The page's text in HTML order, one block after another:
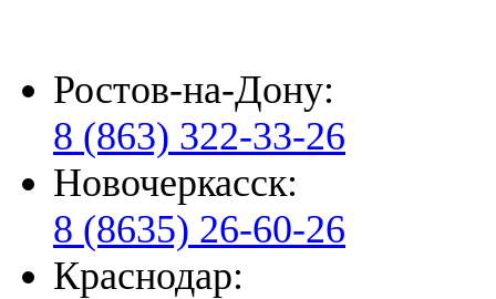
Ростов-на-Дону:
8 (863) 322-33-26
Новочеркасск:
8 (8635) 26-60-26
Краснодар: